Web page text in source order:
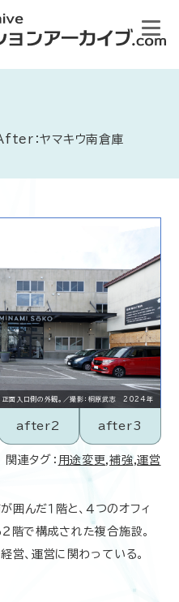
：ヤマキウ南倉庫
正面入口側の外観。／撮影：桐原武志 2024年
after2 after3
関連タグ： 用途変更,補強,運営
んだ１階と、４つのオフィ
階で構成された複合施設。
営、運営に関わっている。